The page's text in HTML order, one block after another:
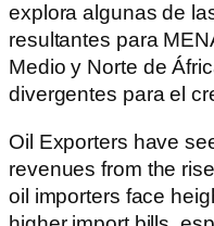
explora algunas de
resultantes para
Medio y Norte de
divergentes para el
Oil Exporters have
revenues from the
oil importers face